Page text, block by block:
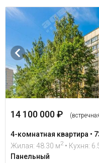
14 100 000 ₽
4-комнатная квартира •
Жилая: 48.30 м2 • Кухня:
Панельный